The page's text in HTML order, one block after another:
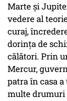
Marte și
vedere al
curaj,
dorința de
călători. Prin
Mercur,
patra în casa
multe drumuri